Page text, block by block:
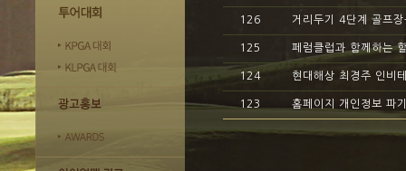
126 거리두기 4단계 골프
125 페럼클럽과 함께하는
124 현대해상 최경주 인비
123 홈페이지 개인정보 파